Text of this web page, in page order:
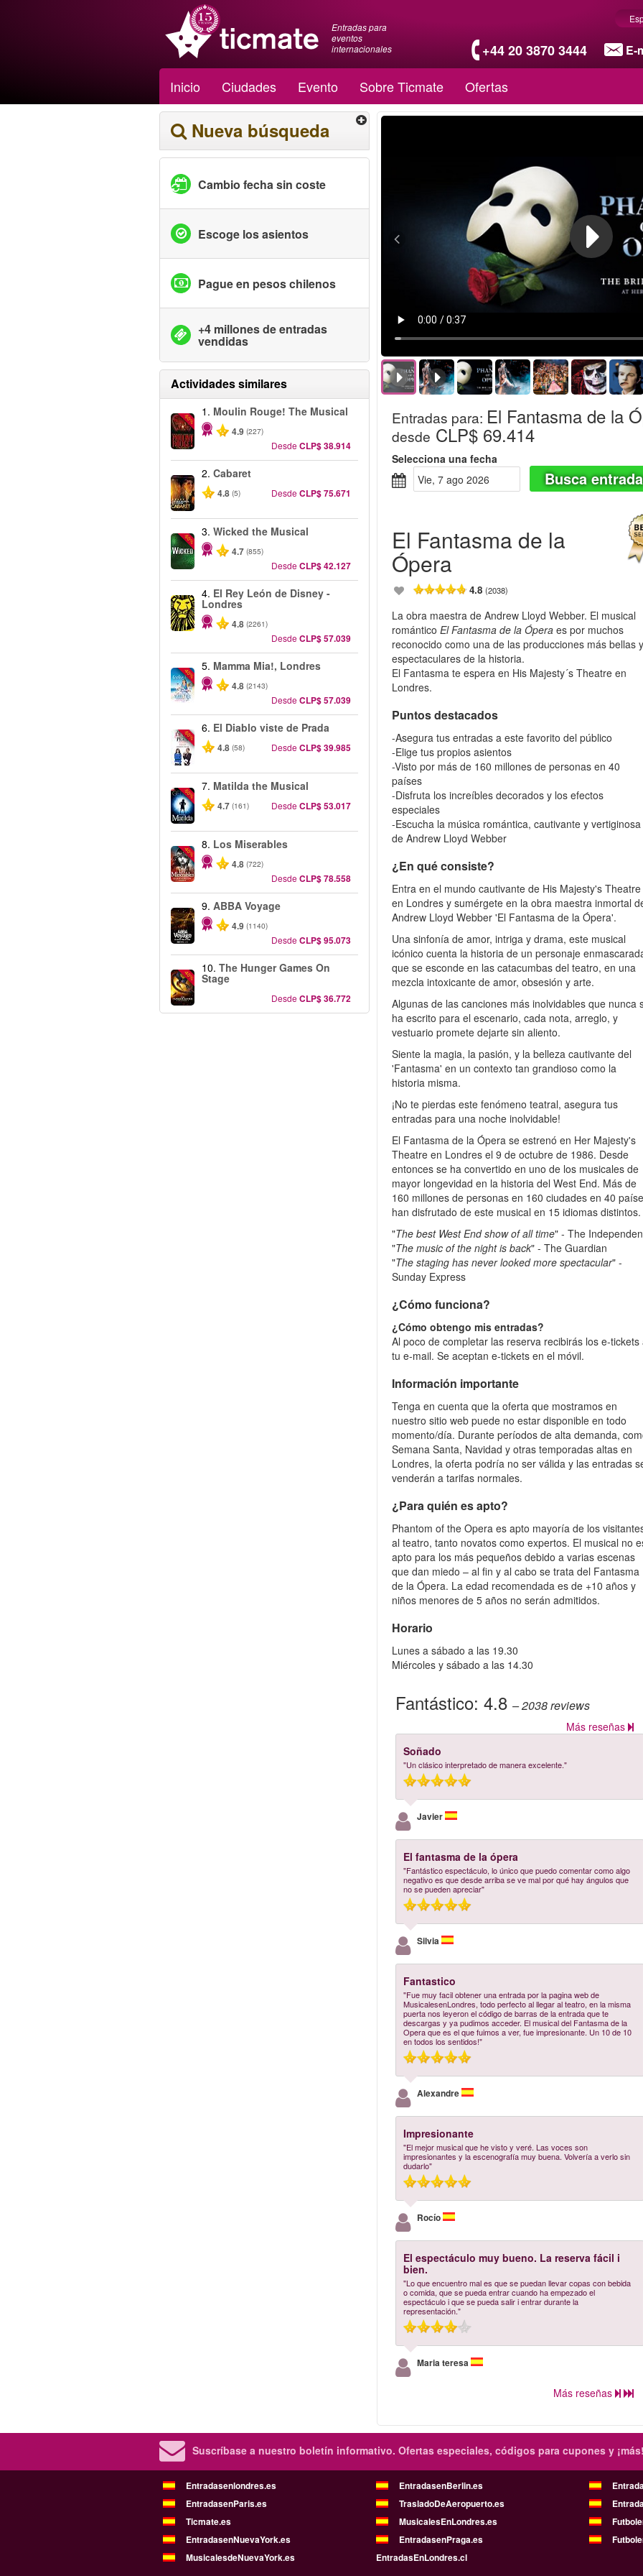
Entradas para
eventos
internacionales
+44 20 3870 3444 E-
Inicio Ciudades Evento Sobre Ticmate Ofertas
Nueva búsqueda
Cambio fecha sin coste
Escoge los asientos
Pague en pesos chilenos
+4 millones de entradas
vendidas
Actividades similares
-50%
1. Moulin Rouge! The Musical
4.9 (227)
DesdeCLP$ 38.914
2. Cabaret
4.8 (5) DesdeCLP$ 75.671
-50%
3. Wicked the Musical
4.7 (855)
DesdeCLP$ 42.127
4. El Rey León de Disney -
Londres
4.8 (2261)
DesdeCLP$ 57.039
-40%
5. Mamma Mia!, Londres
4.8 (2143)
DesdeCLP$ 57.039
-50%
6. El Diablo viste de Prada
4.8 (58) DesdeCLP$ 39.985
-50%
7. Matilda the Musical
4.7 (161) DesdeCLP$ 53.017
-40%
8. Los Miserables
4.8 (722)
DesdeCLP$ 78.558
9. ABBA Voyage
4.9 (1140)
DesdeCLP$ 95.073
-40%
10. The Hunger Games On
Stage
DesdeCLP$ 36.772
Entradas para: El Fantasma de la
desde CLP$ 69.414
Selecciona una fecha
vie, 7 ago 2026
Busca
El Fantasma de la
Ópera
4.8(2038)
La obra maestra de Andrew Lloyd Webber. El musical
románticoEl Fantasma de la Ópera es por muchos
reconocido como una de las producciones más bellas y
espectaculares de la historia.
El Fantasma te espera en His Majesty´s Theatre en
Londres.
Puntos destacados
-Asegura tus entradas a este favorito del público
-Elige tus propios asientos
-Visto por más de 160 millones de personas en 40
países
-Disfruta los increíbles decorados y los efectos
especiales
-Escucha la música romántica, cautivante y vertiginosa
de Andrew Lloyd Webber
¿En qué consiste?
Entra en el mundo cautivante de His Majesty's Theatre
en Londres y sumérgete en la obra maestra inmortal
Andrew Lloyd Webber 'El Fantasma de la Ópera'.
Una sinfonía de amor, intriga y drama, este musical
icónico cuenta la historia de un personaje
que se esconde en las catacumbas del teatro, en una
mezcla intoxicante de amor, obsesión y arte.
Algunas de las canciones más inolvidables que nunca
ha escrito para el escenario, cada nota, arreglo, y
vestuario promete dejarte sin aliento.
Siente la magia, la pasión, y la belleza cautivante del
'Fantasma' en un contexto tan grandioso como la
historia misma.
¡No te pierdas este fenómeno teatral, asegura tus
entradas para una noche inolvidable!
El Fantasma de la Ópera se estrenó en Her Majesty's
Theatre en Londres el 9 de octubre de 1986. Desde
entonces se ha convertido en uno de los musicales de
mayor longevidad en la historia del West End. Más de
160 millones de personas en 160 ciudades en 40
han disfrutado de este musical en 15 idiomas distintos.
"The best West End show of all time" - The
"The music of the night is back" - The Guardian
"The staging has never looked more spectacular" -
Sunday Express
¿Cómo funciona?
¿Cómo obtengo mis entradas?
Al poco de completar las reserva recibirás los e-tickets
tu e-mail. Se aceptan e-tickets en el móvil.
Información importante
Tenga en cuenta que la oferta que mostramos en
nuestro sitio web puede no estar disponible en todo
momento/día. Durante períodos de alta demanda,
Semana Santa, Navidad y otras temporadas altas en
Londres, la oferta podría no ser válida y las entradas
venderán a tarifas normales.
¿Para quién es apto?
Phantom of the Opera es apto mayoría de los
al teatro, tanto novatos como expertos. El musical no
apto para los más pequeños debido a varias escenas
que dan miedo – al fin y al cabo se trata del Fantasma
de la Ópera. La edad recomendada es de +10 años y
niños menores de 5 años no serán admitidos.
Horario
Lunes a sábado a las 19.30
Miércoles y sábado a las 14.30
Fantástico:4.8– 2038reviews
Más reseñas
Soñado
"Un clásico interpretado de manera excelente."
Javier
El fantasma de la ópera
"Fantástico espectáculo, lo único que puedo comentar como algo
negativo es que desde arriba se ve mal por qué hay ángulos que
no se pueden apreciar"
Silvia
Fantastico
"Fue muy facil obtener una entrada por la pagina web de
MusicalesenLondres, todo perfecto al llegar al teatro, en la misma
puerta nos leyeron el código de barras de la entrada que te
descargas y ya pudimos acceder. El musical del Fantasma de la
Opera que es el que fuimos a ver, fue impresionante. Un 10 de 10
en todos los sentidos!"
Alexandre
Impresionante
"El mejor musical que he visto y veré. Las voces son
impresionantes y la escenografía muy buena. Volvería a verlo sin
dudarlo"
Rocío
El espectáculo muy bueno. La reserva fácil i
bien.
"Lo que encuentro mal es que se puedan llevar copas con bebida
o comida, que se pueda entrar cuando ha empezado el
espectáculo i que se pueda salir i entrar durante la
representación."
Maria teresa
Más reseñas
Suscríbase a nuestro boletín informativo. Ofertas especiales, códigos para cupones y ¡más!
Entradasenlondres.es EntradasenBerlin.es
EntradasenParis.es
TrasladoDeAeropuerto.es
Ticmate.es
MusicalesEnLondres.es
EntradasenNuevaYork.es
EntradasenPraga.es
MusicalesdeNuevaYork.es
EntradasEnLondres.cl